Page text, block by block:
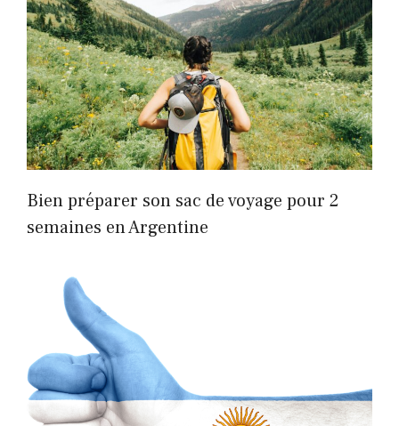
Bien préparer son sac de voyage pour 2
semaines en Argentine